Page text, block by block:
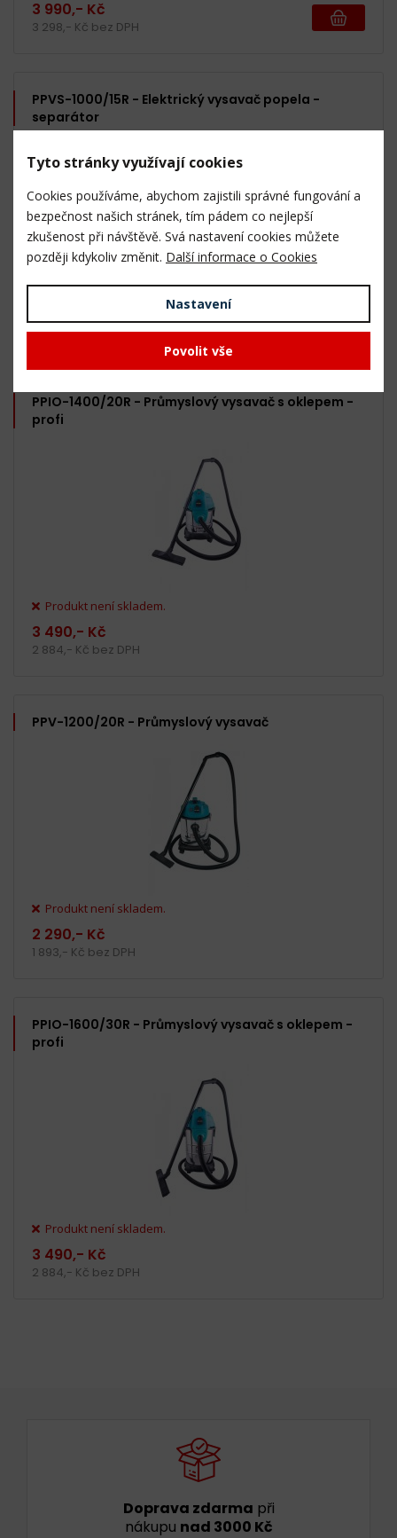
3 990,- Kč
3 298,- Kč bez DPH
PPVS-1000/15R - Elektrický vysavač popela -
separátor
5 ks a více skladem
983,- Kč bez DPH
PPIO-1400/20R - Průmyslový vysavač s oklepem -
profi
Produkt není skladem.
3 490,- Kč
2 884,- Kč bez DPH
PPV-1200/20R - Průmyslový vysavač
Produkt není skladem.
2 290,- Kč
1 893,- Kč bez DPH
PPIO-1600/30R - Průmyslový vysavač s oklepem -
profi
Produkt není skladem.
3 490,- Kč
2 884,- Kč bez DPH
Doprava zdarma při
nákupu nad 3000 Kč
Tyto stránky využívají cookies
Cookies používáme, abychom zajistili správné fungování a
bezpečnost našich stránek, tím pádem co nejlepší
zkušenost při návštěvě. Svá nastavení cookies můžete
později kdykoliv změnit. Další informace o Cookies
Nastavení
Povolit vše